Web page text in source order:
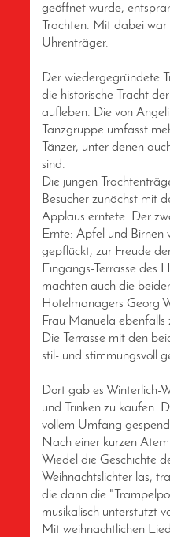
geöffnet wurde,
Trachten. Mit dabei
Uhrenträger.
Der wiedergegründete
die historische Tracht
aufleben. Die von
Tanzgruppe umfasst
Tänzer, unter denen
sind.
Die jungen
Besucher zunächst mit
Applaus erntete. Der
Ernte: Äpfel und Birnen
gepflückt, zur Freude
Eingangs-Terrasse des
machten auch die
Hotelmanagers Georg
Frau Manuela ebenfalls
Die Terrasse mit den
stil- und stimmungsvoll
Dort gab es Winterlich-
und Trinken zu kaufen.
vollem Umfang
Nach einer kurzen
Wiedel die Geschichte
Weihnachtslichter las,
die dann die
musikalisch unterstützt
Mit weihnachtlichen